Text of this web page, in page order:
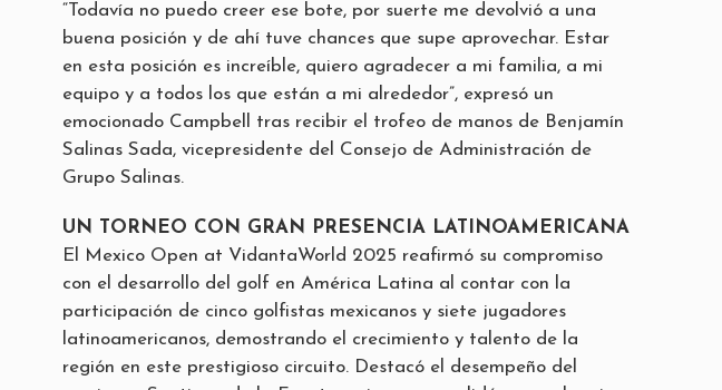
“Todavía no puedo creer ese bote, por suerte me devolvió a una
buena posición y de ahí tuve chances que supe aprovechar. Estar
en esta posición es increíble, quiero agradecer a mi familia, a mi
equipo y a todos los que están a mi alrededor”, expresó un
emocionado Campbell tras recibir el trofeo de manos de Benjamín
Salinas Sada, vicepresidente del Consejo de Administración de
Grupo Salinas.
UN TORNEO CON GRAN PRESENCIA LATINOAMERICANA
El Mexico Open at VidantaWorld 2025 reafirmó su compromiso
con el desarrollo del golf en América Latina al contar con la
participación de cinco golfistas mexicanos y siete jugadores
latinoamericanos, demostrando el crecimiento y talento de la
región en este prestigioso circuito. Destacó el desempeño del